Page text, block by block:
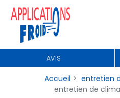
AVIS
Accueil
entretien
entretien de
Panneau de gestion des cookies